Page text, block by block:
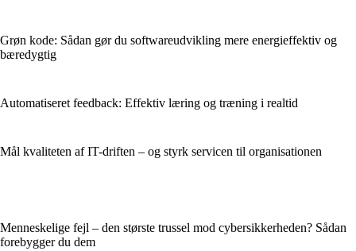
Grøn kode: Sådan gør du softwareudvikling mere energieffektiv og
bæredygtig
Automatiseret feedback: Effektiv læring og træning i realtid
Mål kvaliteten af IT-driften – og styrk servicen til organisationen
Menneskelige fejl – den største trussel mod cybersikkerheden? Sådan
forebygger du dem